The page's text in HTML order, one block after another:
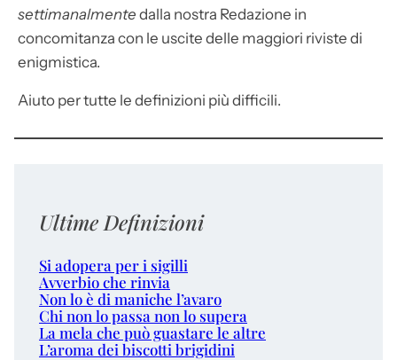
settimanalmente dalla nostra Redazione in
concomitanza con le uscite delle maggiori riviste di
enigmistica.
Aiuto per tutte le definizioni più difficili.
Ultime Definizioni
Si adopera per i sigilli
Avverbio che rinvia
Non lo è di maniche l’avaro
Chi non lo passa non lo supera
La mela che può guastare le altre
L’aroma dei biscotti brigidini